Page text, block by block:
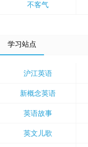
不客气
学习站点
沪江英语
新概念英语
英语故事
英文儿歌